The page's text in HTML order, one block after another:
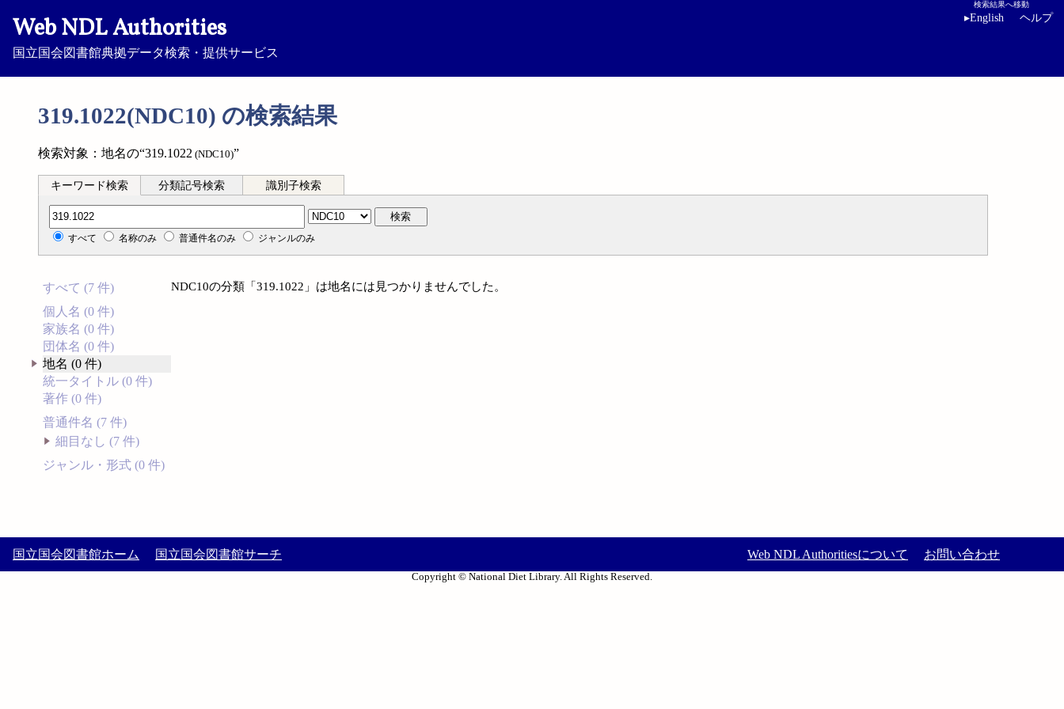
Web NDL Authorities
国立国会図書館典拠データ検索・提供サービス
検索結果へ移動
▸English ヘルプ
319.1022(NDC10) の検索結果
検索対象：地名の“319.1022 (NDC10)”
キーワード検索 分類記号検索 識別子検索
分類記号検索 検索
すべて 名称のみ 普通件名のみ ジャンルのみ
すべて (7 件)
個人名 (0 件)
家族名 (0 件)
団体名 (0 件)
地名 (0 件)
統一タイトル (0 件)
著作 (0 件)
普通件名 (7 件)
細目なし (7 件)
ジャンル・形式 (0 件)
NDC10の分類「319.1022」は地名には見つかりませんでした。
国立国会図書館ホーム 国立国会図書館サーチ Web NDL Authoritiesについて お問い合わせ
Copyright © National Diet Library. All Rights Reserved.